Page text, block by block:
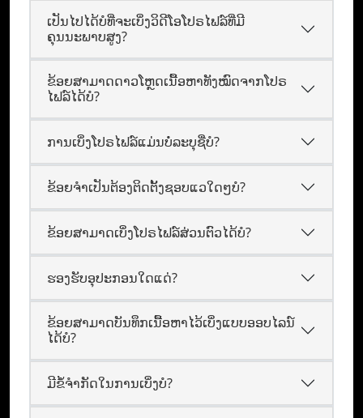
ເປັນໄປໄດ້ບໍທີ່ຈະເບິ່ງວິດີໂອໂປຣໄຟລ໌ທີ່ມີ
ຄຸນນະພາບສູງ?
ຂ້ອຍສາມາດດາວໂຫຼດເນື້ອຫາທັງໝົດຈາກໂປຣ
ໄຟລ໌ໄດ້ບໍ?
ການເບິ່ງໂປຣໄຟລ໌ແມ່ນບໍ່ລະບຸຊື່ບໍ?
ຂ້ອຍຈໍາເປັນຕ້ອງຕິດຕັ້ງຊອບແວໃດໆບໍ?
ຂ້ອຍສາມາດເບິ່ງໂປຣໄຟລ໌ສ່ວນຕົວໄດ້ບໍ?
ຮອງຮັບອຸປະກອນໃດແດ່?
ຂ້ອຍສາມາດບັນທຶກເນື້ອຫາໄວ້ເບິ່ງແບບອອບໄລນ໌
ໄດ້ບໍ?
ມີຂໍ້ຈຳກັດໃນການເບິ່ງບໍ?